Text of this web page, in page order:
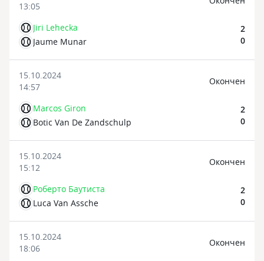
13:05
Jiri Lehecka
Jaume Munar
2
0
15.10.2024
14:57
Marcos Giron
Botic Van De Zandschulp
Oкончен
2
0
15.10.2024
15:12
Роберто Баутиста
Luca Van Assche
Oкончен
2
0
15.10.2024
18:06
Oкончен